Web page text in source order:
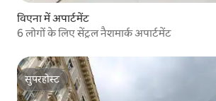
विएना में अपार्टमेंट
6 लोगों के लिए सेंट्रल नैशमार्क अपार्टमेंट
सुपरहोस्ट
सुपरहोस्ट